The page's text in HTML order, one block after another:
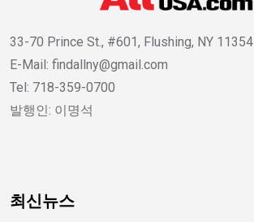
33-70 Prince St., #601, Flushing, NY 11354
E-Mail: findallny@gmail.com
Tel: 718-359-0700
발행인: 이명석
최신뉴스